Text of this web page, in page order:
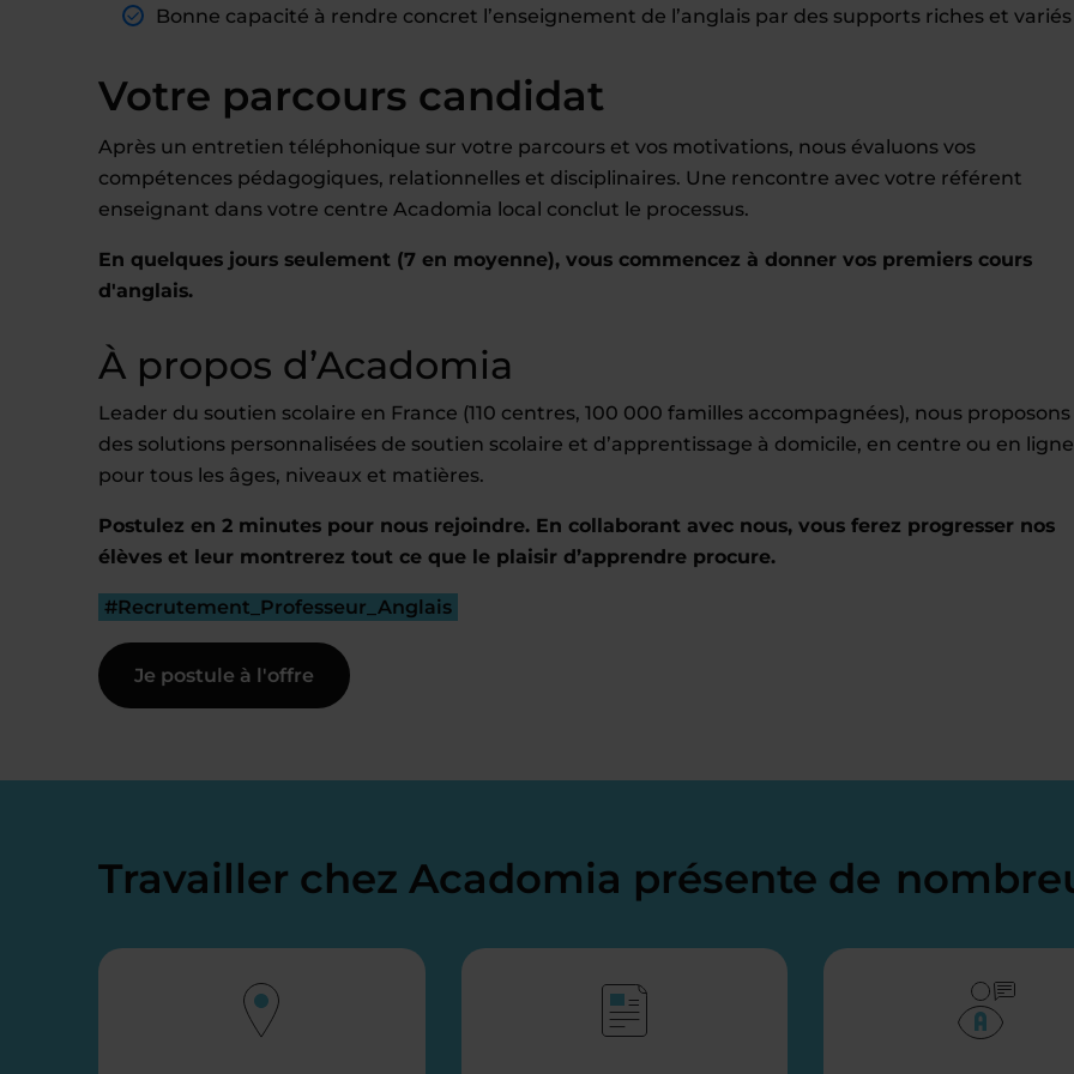
Bonne capacité à rendre concret l’enseignement de l’anglais par des supports riches et variés
Votre parcours candidat
Après un entretien téléphonique sur votre parcours et vos motivations, nous évaluons vos
compétences pédagogiques, relationnelles et disciplinaires. Une rencontre avec votre référent
enseignant dans votre centre Acadomia local conclut le processus.
En quelques jours seulement (7 en moyenne), vous commencez à donner vos premiers cours
d'anglais.
À propos d’Acadomia
Leader du soutien scolaire en France (110 centres, 100 000 familles accompagnées), nous proposons
des solutions personnalisées de soutien scolaire et d’apprentissage à domicile, en centre ou en
pour tous les âges, niveaux et matières.
Postulez en 2 minutes pour nous rejoindre. En collaborant avec nous, vous ferez progresser nos
élèves et leur montrerez tout ce que le plaisir d’apprendre procure.
#Recrutement_Professeur_Anglais
Je postule à l'offre
Travailler chez Acadomia présente de